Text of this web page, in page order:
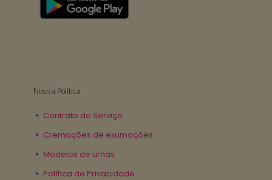
Nossa Politica
Contrato de Serviço
Cremações de exumações
Modelos de urnas
Política de Privacidade